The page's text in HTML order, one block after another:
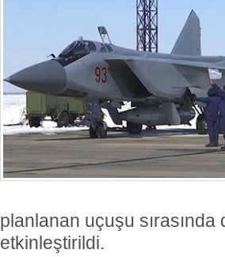
planlanan uçuşu
etkinleştirildi.